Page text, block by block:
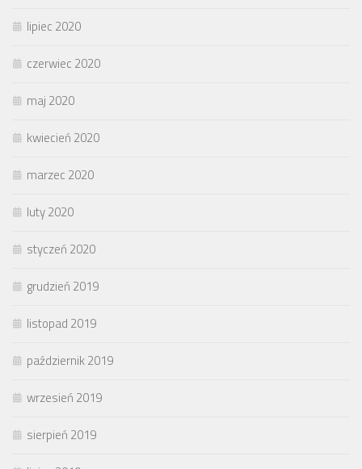
lipiec 2020
czerwiec 2020
maj 2020
kwiecień 2020
marzec 2020
luty 2020
styczeń 2020
grudzień 2019
listopad 2019
październik 2019
wrzesień 2019
sierpień 2019